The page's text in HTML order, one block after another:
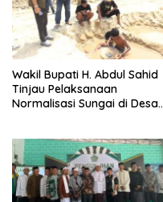
Wakil Bupati H. Abdul Sahid
Tinjau Pelaksanaan
Normalisasi Sungai di Desa